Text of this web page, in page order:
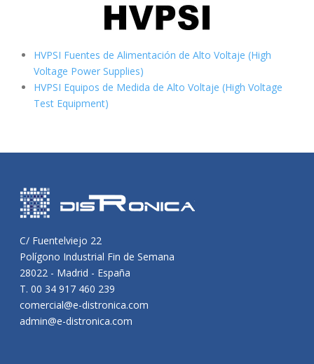
HVPSI Fuentes de Alimentación de Alto Voltaje (High
Voltage Power Supplies)
HVPSI Equipos de Medida de Alto Voltaje (High Voltage
Test Equipment)
C/ Fuentelviejo 22
Polígono Industrial Fin de Semana
28022 - Madrid - España
T. 00 34 917 460 239
comercial@e-distronica.com
admin@e-distronica.com